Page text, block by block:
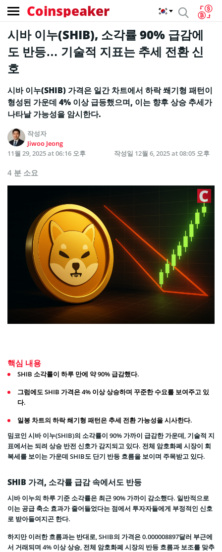
Coinspeaker
시바 이누(SHIB), 소각률 90% 급감에
도 반등… 기술적 지표는 추세 전환 신
호
시바 이누(SHIB) 가격은 일간 차트에서 하락 쐐기형 패턴이
형성된 가운데 4% 이상 급등했으며, 이는 향후 상승 추세가
나타날 가능성을 암시한다.
작성자
Jiwoo Jeong
11월 29, 2025 at 06:16 오후
작성일 12월 6, 2025 at 08:05 오후
4 분 소요
핵심 내용
SHIB 소각률이 하루 만에 약 90% 급감했다.
그럼에도 SHIB 가격은 4% 이상 상승하며 꾸준한 수요를 보여주고 있
다.
일봉 차트의 하락 쐐기형 패턴은 추세 전환 가능성을 시사한다.
밈코인 시바 이누(SHIB)의 소각률이 90% 가까이 급감한 가운데, 기술적 지
표에서는 되려 상승 반전 신호가 감지되고 있다. 전체 암호화폐 시장이 회
복세를 보이는 가운데 SHIB도 단기 반등 흐름을 보이며 주목받고 있다.
SHIB 가격, 소각률 급감 속에서도 반등
시바 이누의 하루 기준 소각률은 최근 90% 가까이 감소했다. 일반적으로
이는 공급 축소 효과가 줄어들었다는 점에서 투자자들에게 부정적인 신호
로 받아들여지곤 한다.
하지만 이러한 흐름과는 반대로, SHIB의 가격은 0.000008897달러 부근에
서 거래되며 4% 이상 상승, 전체 암호화폐 시장의 반등 흐름과 보조를 맞추